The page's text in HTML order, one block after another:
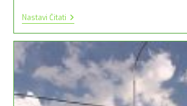
Nastavi ČitatiCiklokros
Liga
Powered
By
TRAIL
–
Sisak
5.
Kolo